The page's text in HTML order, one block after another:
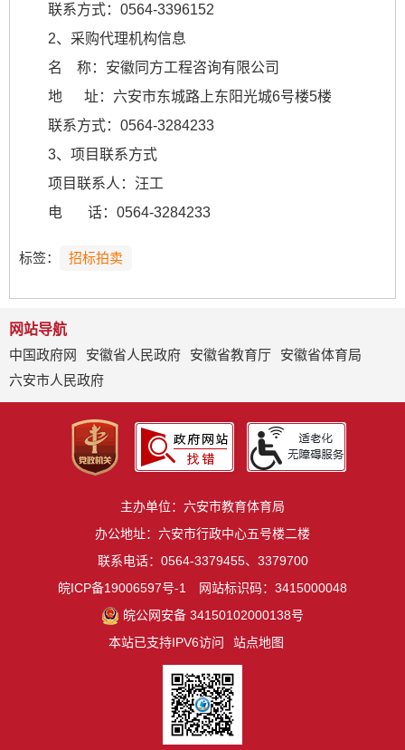
联系方式：0564-3396152
2、采购代理机构信息
名 称：安徽同方工程咨询有限公司
地 址：六安市东城路上东阳光城6号楼5楼
联系方式：0564-3284233
3、项目联系方式
项目联系人：汪工
电 话：0564-3284233
标签： 招标拍卖
网站导航
中国政府网
安徽省人民政府 安徽省教育厅
安徽省体育局
六安市人民政府
主办单位：六安市教育体育局
办公地址：六安市行政中心五号楼二楼
联系电话：0564-3379455、3379700
皖ICP备19006597号-1
网站标识码：3415000048
皖公网安备 34150102000138号
本站已支持IPV6访问
站点地图